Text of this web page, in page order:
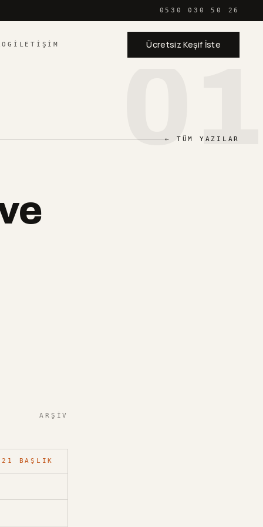
0530 030 50 26
İLETIŞIM Ücretsiz Keşif İste
01
← TÜM YAZILAR
ARŞIV
21 BAŞLIK